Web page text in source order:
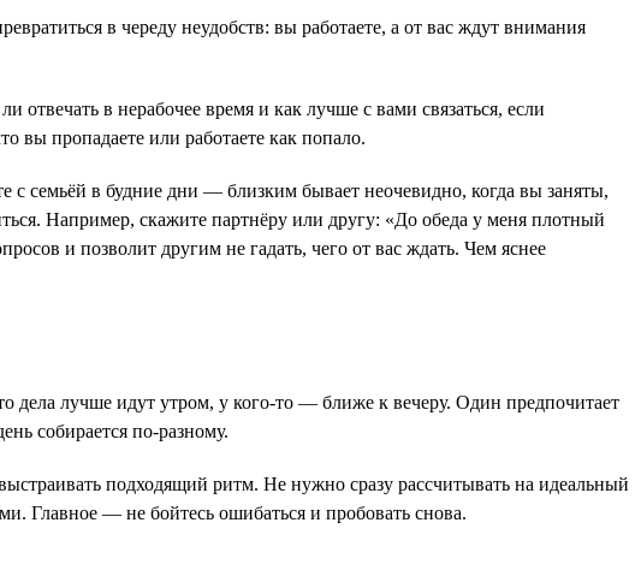
в череду неудобств: вы работаете, а от вас ждут внимания
отвечать в нерабочее время и как лучше с вами связаться, если
вы пропадаете или работаете как попало.
с семьёй в будние дни — близким бывает неочевидно, когда вы заняты,
Например, скажите партнёру или другу: «До обеда у меня плотный
и позволит другим не гадать, чего от вас ждать. Чем яснее
дела лучше идут утром, у кого-то — ближе к вечеру. Один предпочитает
собирается по-разному.
подходящий ритм. Не нужно сразу рассчитывать на идеальный
Главное — не бойтесь ошибаться и пробовать снова.